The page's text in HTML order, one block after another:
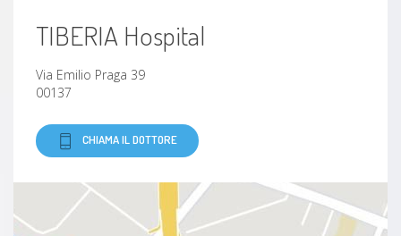
TIBERIA Hospital
Via Emilio Praga 39
00137
CHIAMA IL DOTTORE